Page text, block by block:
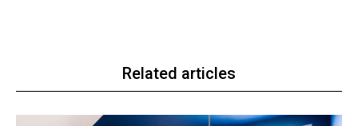
Related articles